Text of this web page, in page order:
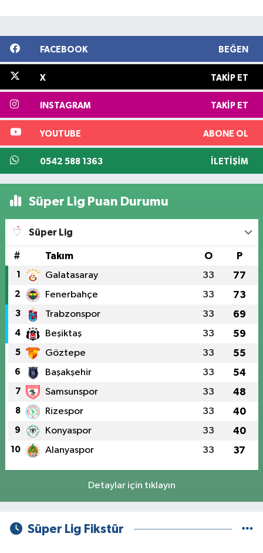
FACEBOOK BEĞEN
X TAKIP ET
INSTAGRAM TAKIP ET
YOUTUBE ABONE OL
0542 588 1363 İLETIŞIM
Süper Lig Puan Durumu
Süper Lig
# Takım O P
1 Galatasaray 33 77
2 Fenerbahçe 33 73
3 Trabzonspor 33 69
4 Beşiktaş 33 59
5 Göztepe 33 55
6 Başakşehir 33 54
7 Samsunspor 33 48
8 Rizespor 33 40
9 Konyaspor 33 40
10 Alanyaspor 33 37
Detaylar için tıklayın
Süper Lig Fikstür